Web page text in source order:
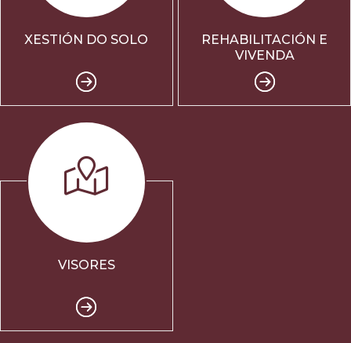
XESTIÓN DO SOLO
REHABILITACIÓN E
VIVENDA
VISORES